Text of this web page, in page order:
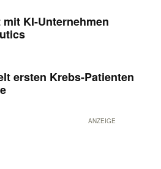
KI-Unternehmen
ersten Krebs-Patienten
ANZEIGE